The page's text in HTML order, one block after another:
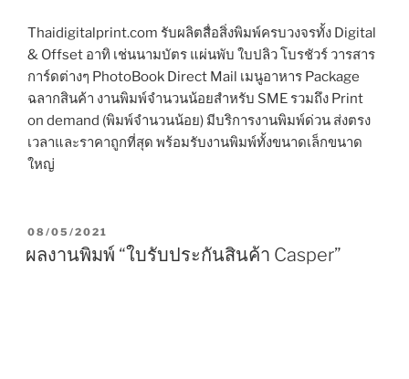
Thaidigitalprint.com รับผลิตสื่อสิ่งพิมพ์ครบวงจรทั้ง Digital
& Offset อาทิ เช่นนามบัตร แผ่นพับ ใบปลิว โบรชัวร์ วารสาร
การ์ดต่างๆ PhotoBook Direct Mail เมนูอาหาร Package
ฉลากสินค้า งานพิมพ์จำนวนน้อยสำหรับ SME รวมถึง Print
on demand (พิมพ์จำนวนน้อย) มีบริการงานพิมพ์ด่วน ส่งตรง
เวลาและราคาถูกที่สุด พร้อมรับงานพิมพ์ทั้งขนาดเล็กขนาด
ใหญ่
P
S
08/05/2021
ผลงานพิมพ์ “ใบรับประกันสินค้า Casper”